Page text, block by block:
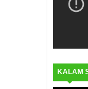
KALAM